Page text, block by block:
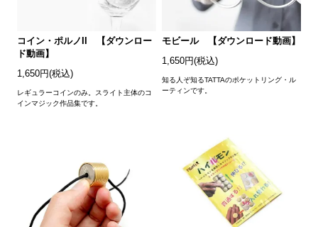
コイン・ポルノII 【ダウンロー
ド動画】
1,650円(税込)
レギュラーコインのみ。スライト主体のコ
インマジック作品集です。
モビール 【ダウンロード動画】
1,650円(税込)
知る人ぞ知るTATTAのポケットリング・ル
ーティンです。